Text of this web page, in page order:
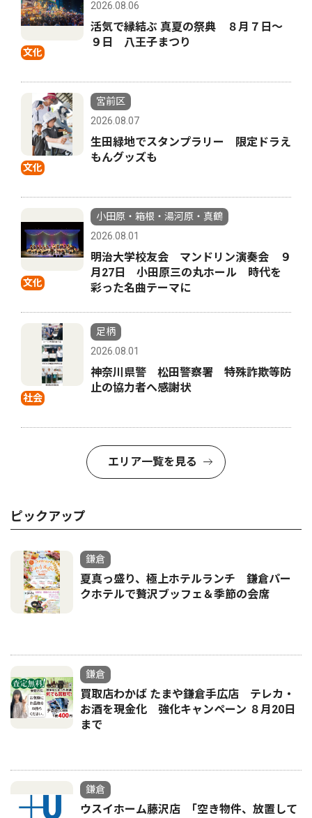
文化
2026.08.06
活気で縁結ぶ 真夏の祭典 ８月７日〜
９日 八王子まつり
文化
宮前区
2026.08.07
生田緑地でスタンプラリー 限定ドラえ
もんグッズも
文化
小田原・箱根・湯河原・真鶴
2026.08.01
明治大学校友会 マンドリン演奏会 ９
月27日 小田原三の丸ホール 時代を
彩った名曲テーマに
社会
足柄
2026.08.01
神奈川県警 松田警察署 特殊詐欺等防
止の協力者へ感謝状
エリア一覧を見る
ピックアップ
鎌倉
夏真っ盛り、極上ホテルランチ 鎌倉パー
クホテルで贅沢ブッフェ＆季節の会席
鎌倉
買取店わかば たまや鎌倉手広店 テレカ・
お酒を現金化 強化キャンペーン ８月20日
まで
鎌倉
ウスイホーム藤沢店 ｢空き物件、放置して